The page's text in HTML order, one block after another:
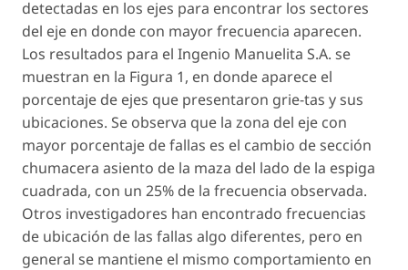
detectadas en los ejes para encontrar los sectores
del eje en donde con mayor frecuencia aparecen.
Los resultados para el Ingenio Manuelita S.A. se
muestran en la Figura 1, en donde aparece el
porcentaje de ejes que presentaron grie-tas y sus
ubicaciones. Se observa que la zona del eje con
mayor porcentaje de fallas es el cambio de sección
chumacera asiento de la maza del lado de la espiga
cuadrada, con un 25% de la frecuencia observada.
Otros investigadores han encontrado frecuencias
de ubicación de las fallas algo diferentes, pero en
general se mantiene el mismo comportamiento en